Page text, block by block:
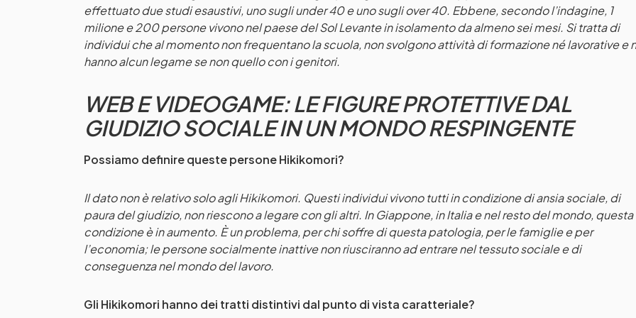
effettuato due studi esaustivi, uno sugli under 40 e uno sugli over 40. Ebbene, secondo l’indagine, 1
milione e 200 persone vivono nel paese del Sol Levante in isolamento da almeno sei mesi. Si tratta di
individui che al momento non frequentano la scuola, non svolgono attività di formazione né lavorative e
hanno alcun legame se non quello con i genitori.
WEB E VIDEOGAME: LE FIGURE PROTETTIVE DAL
GIUDIZIO SOCIALE IN UN MONDO RESPINGENTE
Possiamo definire queste persone Hikikomori?
Il dato non è relativo solo agli Hikikomori. Questi individui vivono tutti in condizione di ansia sociale, di
paura del giudizio, non riescono a legare con gli altri. In Giappone, in Italia e nel resto del mondo, questa
condizione è in aumento. È un problema, per chi soffre di questa patologia, per le famiglie e per
l’economia; le persone socialmente inattive non riusciranno ad entrare nel tessuto sociale e di
conseguenza nel mondo del lavoro.
Gli Hikikomori hanno dei tratti distintivi dal punto di vista caratteriale?